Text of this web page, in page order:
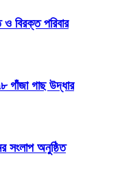
বিরক্ত পরিবার
গাঁজা গাছ উদ্ধার
সংলাপ অনুষ্ঠিত